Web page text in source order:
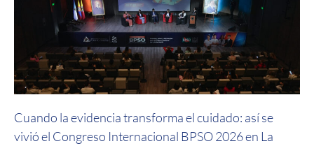
Cuando la evidencia transforma el cuidado: así se
vivió el Congreso Internacional BPSO 2026 en La